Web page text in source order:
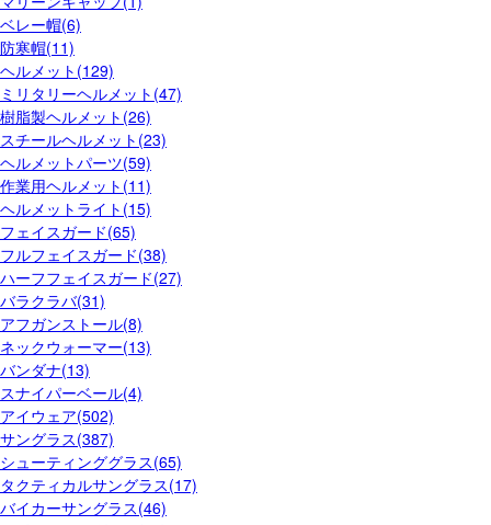
ベレー帽(6)
防寒帽(11)
ヘルメット(129)
ミリタリーヘルメット(47)
樹脂製ヘルメット(26)
スチールヘルメット(23)
ヘルメットパーツ(59)
作業用ヘルメット(11)
ヘルメットライト(15)
フェイスガード(65)
フルフェイスガード(38)
ハーフフェイスガード(27)
バラクラバ(31)
アフガンストール(8)
ネックウォーマー(13)
バンダナ(13)
スナイパーベール(4)
アイウェア(502)
サングラス(387)
シューティンググラス(65)
タクティカルサングラス(17)
バイカーサングラス(46)